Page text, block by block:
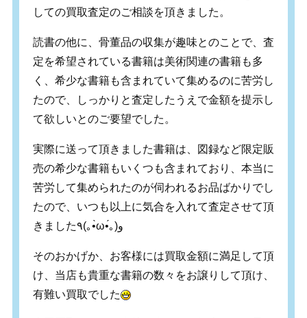
しての買取査定のご相談を頂きました。
読書の他に、骨董品の収集が趣味とのことで、査
定を希望されている書籍は美術関連の書籍も多
く、希少な書籍も含まれていて集めるのに苦労し
たので、しっかりと査定したうえで金額を提示し
て欲しいとのご要望でした。
実際に送って頂きました書籍は、図録など限定販
売の希少な書籍もいくつも含まれており、本当に
苦労して集められたのが伺われるお品ばかりでし
たので、いつも以上に気合を入れて査定させて頂
きました٩(｡•̀ω•́｡)و
そのおかげか、お客様には買取金額に満足して頂
け、当店も貴重な書籍の数々をお譲りして頂け、
有難い買取でした